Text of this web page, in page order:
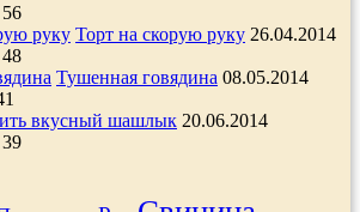
Торт на скорую руку 26.04.2014
Тушенная говядина 08.05.2014
вкусный шашлык 20.06.2014